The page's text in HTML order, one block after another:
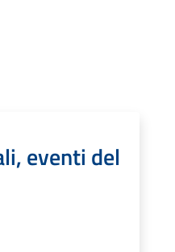
eventi del